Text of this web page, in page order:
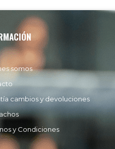
somos
cambios y devoluciones
y Condiciones